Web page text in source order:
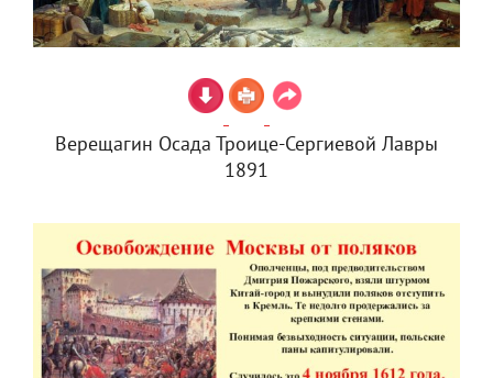
Верещагин Осада Троице-Сергиевой Лавры
1891